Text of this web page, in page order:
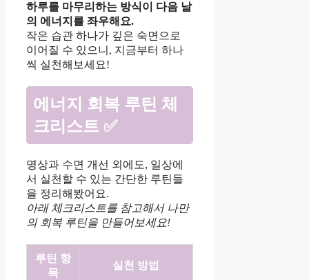
하루를 마무리하는 방식이 다음 날
의 에너지를 좌우해요.
작은 습관 하나가 깊은 숙면으로
이어질 수 있으니, 지금부터 하나
씩 실천해보세요!
에너지 회복 루틴 체
크리스트 ✅
명상과 수면 개선 외에도, 일상에
서 실천할 수 있는 간단한 루틴들
을 정리해봤어요.
아래 체크리스트를 참고해서 나만
의 회복 루틴을 만들어보세요!
루틴 항
목
실천 방법